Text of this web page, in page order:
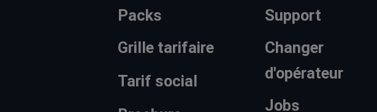
Packs
Grille tarifaire
Tarif social
Support
Changer
d'opérateur
Jobs